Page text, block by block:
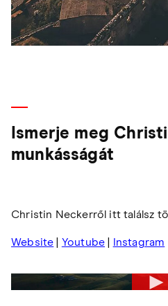
Ismerje meg
munkásságát
Christin Neckerről itt találsz
Website Youtube Instagram